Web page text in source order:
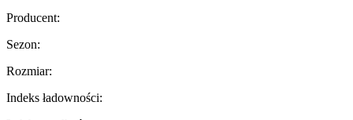
Producent:
Sezon:
Rozmiar:
Indeks ładowności: